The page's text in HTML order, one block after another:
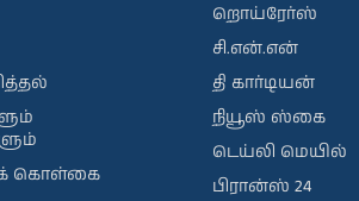
கொள்கை
றொய்ரேர்ஸ்
சி.என்.என்
தி கார்டியன்
நியூஸ் ஸ்கை
டெய்லி மெயில்
பிரான்ஸ் 24